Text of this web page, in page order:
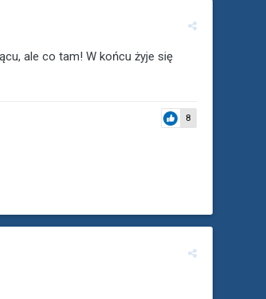
ale co tam! W końcu żyje się
8